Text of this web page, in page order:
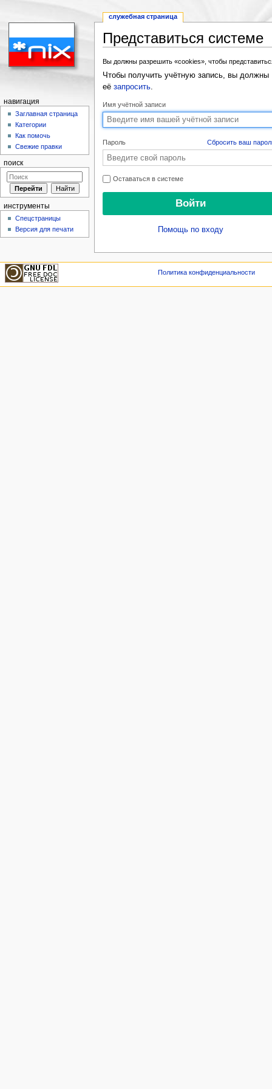
Представиться системе
Вы должны разрешить «cookies», чтобы
Чтобы получить учётную запись, вы должны
её запросить.
Имя учётной записи
Пароль Сбросить ваш
Оставаться в системе
Помощь по входу
служебная страница
навигация
Заглавная страница
Категории
Как помочь
Свежие правки
поиск
инструменты
Спецстраницы
Версия для печати
Политика конфиденциальности